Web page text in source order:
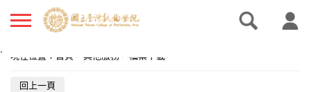
.
現在位置 ： 首頁 > 其他服務 > 檔案下載
回上一頁